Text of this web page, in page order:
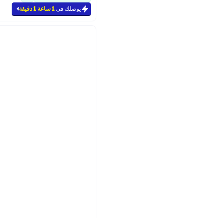
يوصلك في 1 ساعة 1 دقيقة